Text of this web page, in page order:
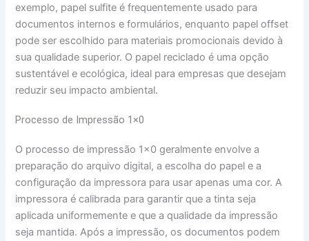
exemplo, papel sulfite é frequentemente usado para
documentos internos e formulários, enquanto papel offset
pode ser escolhido para materiais promocionais devido à
sua qualidade superior. O papel reciclado é uma opção
sustentável e ecológica, ideal para empresas que desejam
reduzir seu impacto ambiental.
Processo de Impressão 1×0
O processo de impressão 1×0 geralmente envolve a
preparação do arquivo digital, a escolha do papel e a
configuração da impressora para usar apenas uma cor. A
impressora é calibrada para garantir que a tinta seja
aplicada uniformemente e que a qualidade da impressão
seja mantida. Após a impressão, os documentos podem